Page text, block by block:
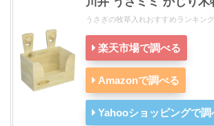
うさぎの牧草入れおすすめランキング
楽天市場で調べる
Amazonで調べる
Yahooショッピングで調